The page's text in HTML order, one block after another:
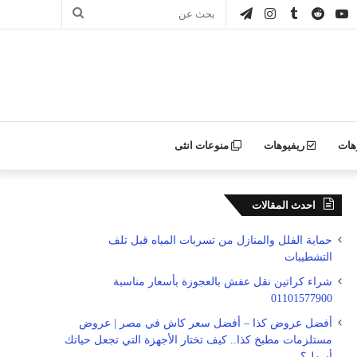
بحث تيلقرامانستقرام يوتيوب
ريفيوهات منوعات انثى
احدث المقالات
حماية الفلل والمنازل من تسربات المياه قبل تلف
التشطيبات
شراء كراتين نقل عفش بالعجوزة بأسعار مناسبة
01101577900
أفضل عروض كذا – أفضل سعر كاش في مصر | عروض
مستلزمات مطبخ كذا.. كيف تختار الأجهزة التي تجعل حياتك